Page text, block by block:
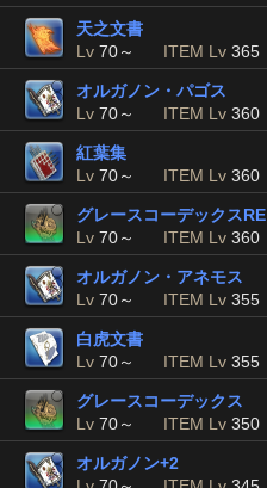
天之文書
Lv 70～ ITEM Lv 365
オルガノン・パゴス
Lv 70～ ITEM Lv 360
紅葉集
Lv 70～ ITEM Lv 360
グレースコーデックスRE
Lv 70～ ITEM Lv 360
オルガノン・アネモス
Lv 70～ ITEM Lv 355
白虎文書
Lv 70～ ITEM Lv 355
グレースコーデックス
Lv 70～ ITEM Lv 350
オルガノン+2